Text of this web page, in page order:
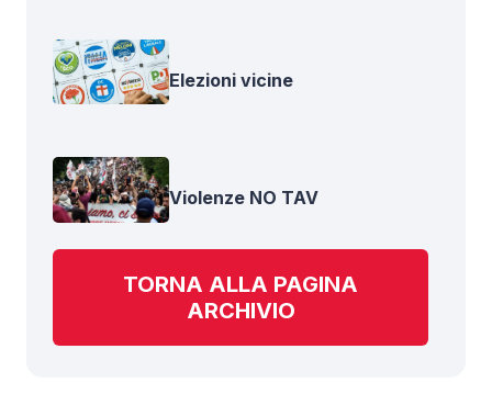
Elezioni vicine
Violenze NO TAV
TORNA ALLA PAGINA
ARCHIVIO